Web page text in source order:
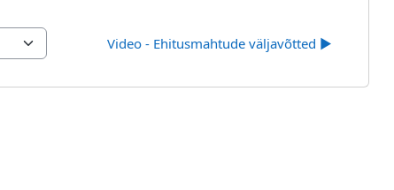
Video - Ehitusmahtude väljavõtted ▶︎